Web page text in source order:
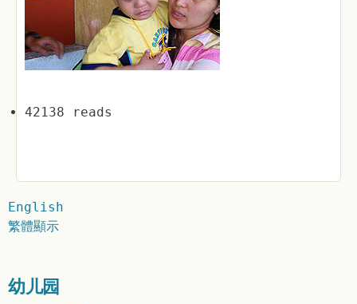
42138 reads
English
繁體顯示
幼儿园